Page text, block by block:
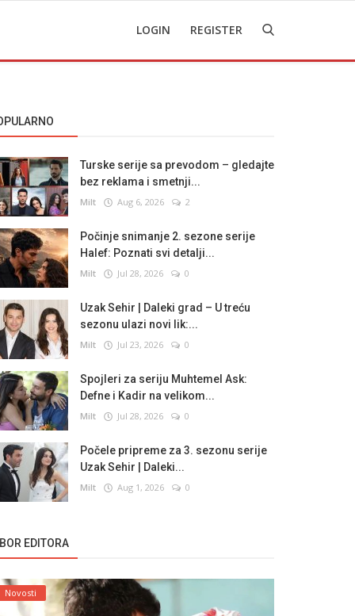
LOGIN REGISTER
Turske serije sa prevodom – gledajte
bez reklama i smetnji...
Milt Aug 6, 2026 2
Počinje snimanje 2. sezone serije
Halef: Poznati svi detalji...
Milt Jul 28, 2026 0
Uzak Sehir | Daleki grad – U treću
sezonu ulazi novi lik:...
Milt Jul 23, 2026 0
Spojleri za seriju Muhtemel Ask:
Defne i Kadir na velikom...
Milt Jul 28, 2026 0
Počele pripreme za 3. sezonu serije
Uzak Sehir | Daleki...
Milt Aug 1, 2026 0
EDITORA
Novosti